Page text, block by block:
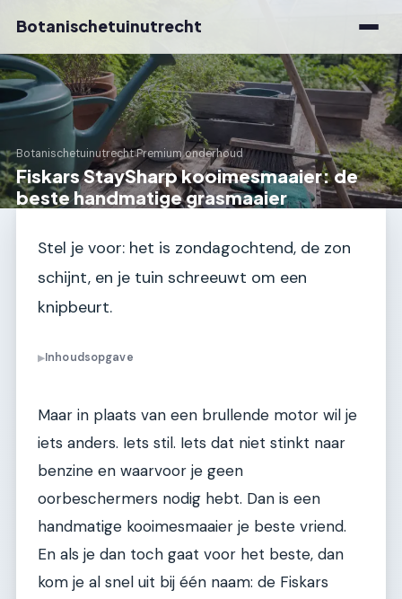
Botanischetuinutrecht
Botanischetuinutrecht›Premium onderhoud
Fiskars StaySharp kooimesmaaier: de
beste handmatige grasmaaier
Stel je voor: het is zondagochtend, de zon
schijnt, en je tuin schreeuwt om een
knipbeurt.
▶Inhoudsopgave
Maar in plaats van een brullende motor wil je
iets anders. Iets stil. Iets dat niet stinkt naar
benzine en waarvoor je geen
oorbeschermers nodig hebt. Dan is een
handmatige kooimesmaaier je beste vriend.
En als je dan toch gaat voor het beste, dan
kom je al snel uit bij één naam: de Fiskars